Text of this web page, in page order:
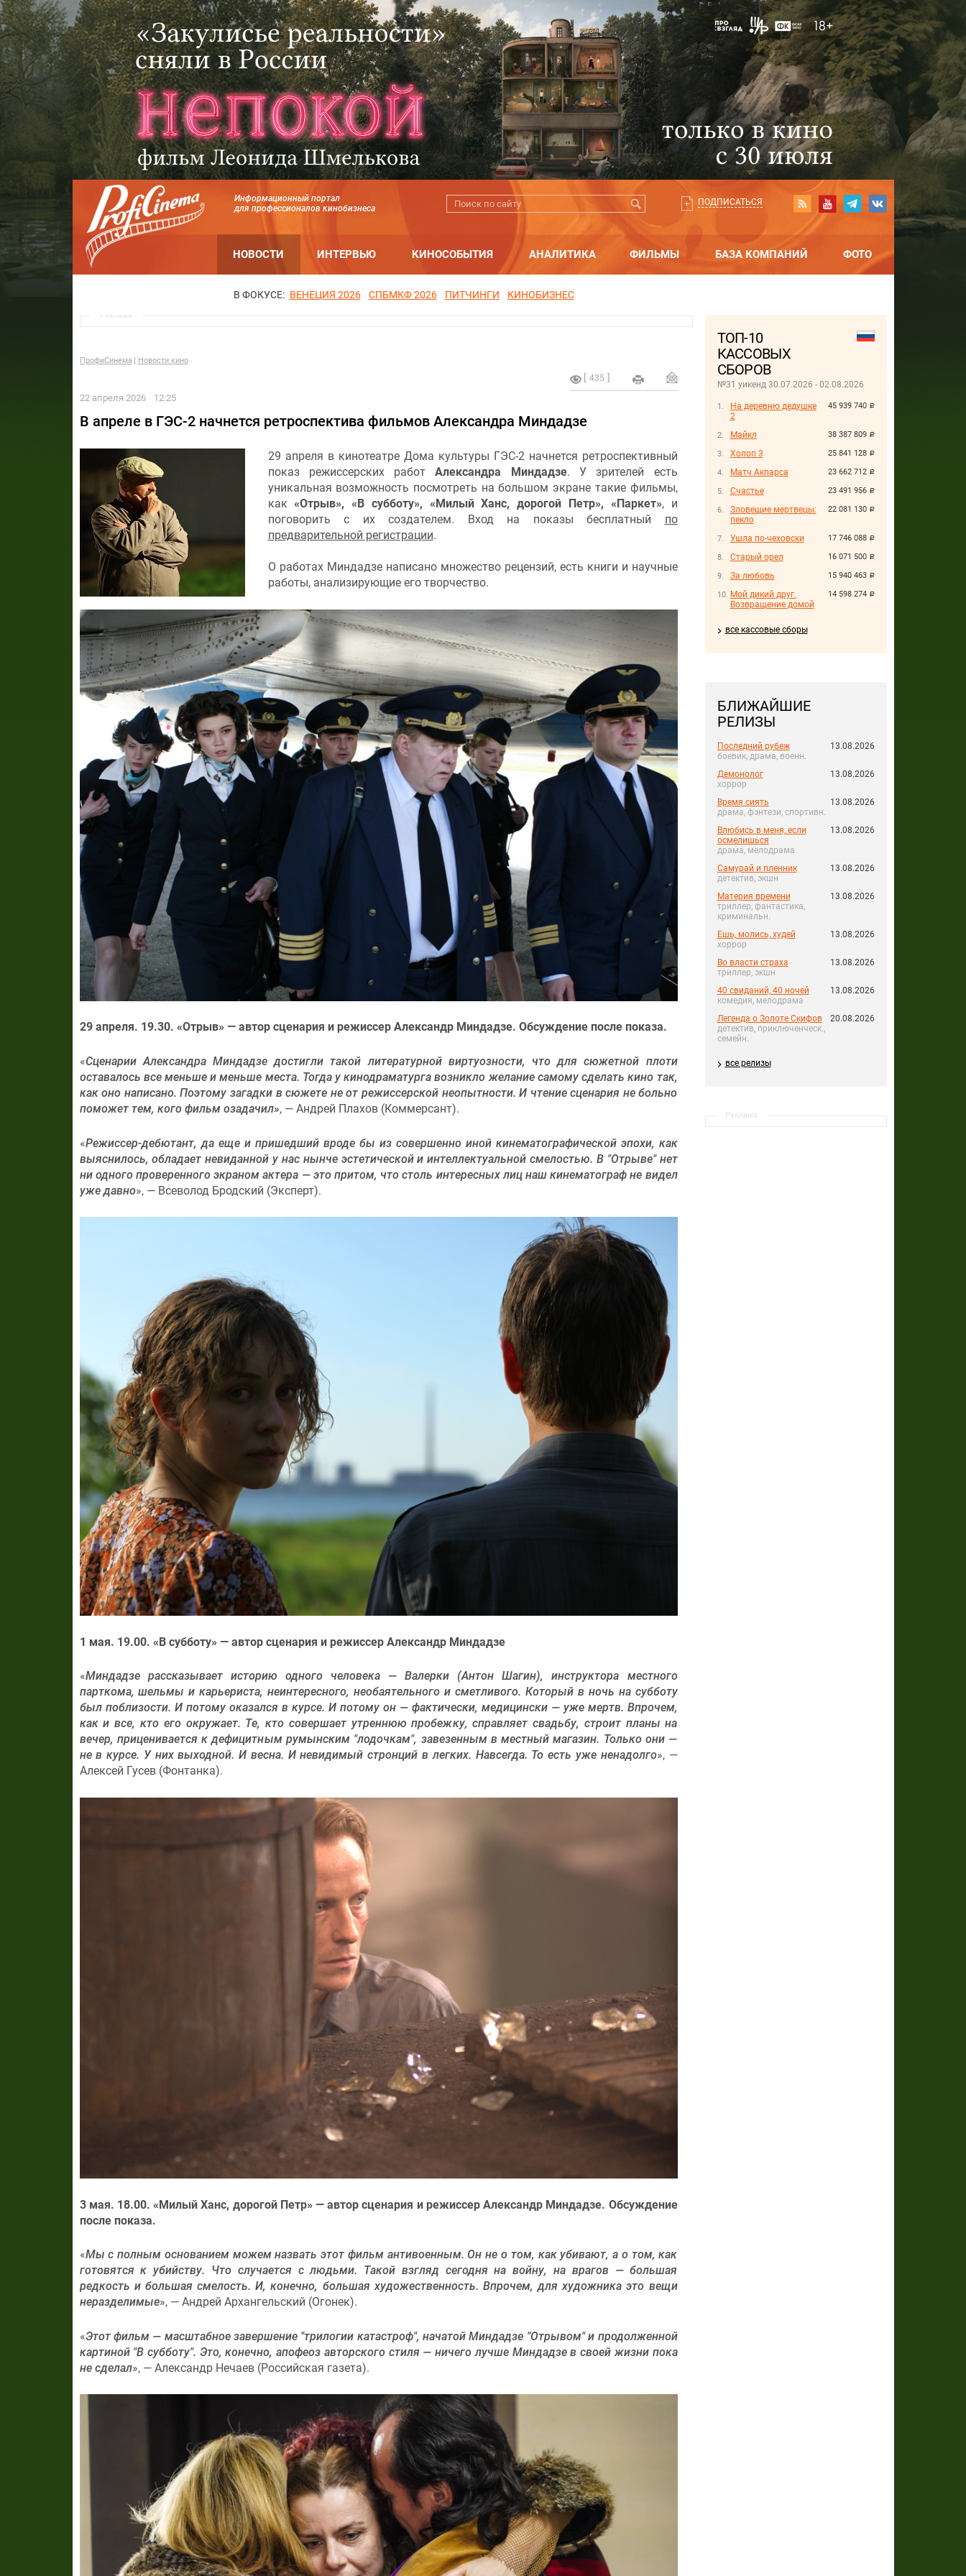
Информационный портал
для профессионалов кинобизнеса
ПОДПИСАТЬСЯ
НОВОСТИ ИНТЕРВЬЮ КИНОСОБЫТИЯ АНАЛИТИКА ФИЛЬМЫ БАЗА КОМПАНИЙ ФОТО
В ФОКУСЕ: ВЕНЕЦИЯ 2026 СПБМКФ 2026 ПИТЧИНГИ КИНОБИЗНЕС
ТОП-10
КАССОВЫХ
СБОРОВ
№31 уикенд 30.07.2026 - 02.08.2026
45 939 740 руб.
На деревню дедушке
2
38 387 809 руб.
Майкл
25 841 128 руб.
Холоп 3
23 662 712 руб.
Матч Акпарса
23 491 956 руб.
Счастье
22 081 130 руб.
Зловещие мертвецы:
пекло
17 746 088 руб.
Ушла по-чеховски
16 071 500 руб.
Старый орел
15 940 463 руб.
За любовь
14 598 274 руб.
Мой дикий друг.
Возвращение домой
все кассовые сборы
БЛИЖАЙШИЕ
РЕЛИЗЫ
Последний рубеж
боевик, драма, военн.
13.08.2026
Демонолог
хоррор
13.08.2026
Время сиять
драма, фэнтези, спортивн.
13.08.2026
Влюбись в меня, если
осмелишься
драма, мелодрама
13.08.2026
Самурай и пленник
детектив, экшн
13.08.2026
Материя времени
триллер, фантастика,
криминальн.
13.08.2026
Ешь, молись, худей
хоррор
13.08.2026
Во власти страха
триллер, экшн
13.08.2026
40 свиданий, 40 ночей
комедия, мелодрама
13.08.2026
Легенда о Золоте Скифов
детектив, приключенческ.,
семейн.
20.08.2026
все релизы
Реклама
Реклама
ПрофиСинема Новости кино
435
22 апреля 2026 12:25
В апреле в ГЭС-2 начнется ретроспектива фильмов Александра Миндадзе
29 апреля в кинотеатре Дома культуры ГЭС-2 начнется ретроспективный
показ режиссерских работАлександра Миндадзе. У зрителей есть
уникальная возможность посмотреть на большом экране такие фильмы,
как«Отрыв», «В субботу», «Милый Ханс, дорогой Петр», «Паркет», и
поговорить с их создателем. Вход на показы бесплатный по
предварительной регистрации.
О работах Миндадзе написано множество рецензий, есть книги и научные
работы, анализирующие его творчество.
29 апреля. 19.30. «Отрыв» —автор сценария и режиссер Александр Миндадзе. Обсуждение после показа.
«Сценарии Александра Миндадзе достигли такой литературной виртуозности, что для сюжетной плоти
оставалось все меньше и меньше места. Тогда у кинодраматурга возникло желание самому сделать кино так,
как оно написано. Поэтому загадки в сюжете не от режиссерской неопытности. И чтение сценария не больно
поможет тем, кого фильм озадачил», — Андрей Плахов (Коммерсант).
«Режиссер-дебютант, да еще и пришедший вроде бы из совершенно иной кинематографической эпохи, как
выяснилось, обладает невиданной у нас нынче эстетической и интеллектуальной смелостью. В "Отрыве" нет
ни одного проверенного экраном актера — это притом, что столь интересных лиц наш кинематограф не видел
уже давно», — Всеволод Бродский (Эксперт).
1 мая. 19.00. «В субботу» — автор сценария и режиссер Александр Миндадзе
«Миндадзе рассказывает историю одного человека — Валерки (Антон Шагин), инструктора местного
парткома, шельмы и карьериста, неинтересного, необаятельного и сметливого. Который в ночь на субботу
был поблизости. И потому оказался в курсе. И потому он — фактически, медицински — уже мертв. Впрочем,
как и все, кто его окружает. Те, кто совершает утреннюю пробежку, справляет свадьбу, строит планы на
вечер, приценивается к дефицитным румынским "лодочкам", завезенным в местный магазин. Только они —
не в курсе. У них выходной. И весна. И невидимый стронций в легких. Навсегда. То есть уже ненадолго», —
Алексей Гусев (Фонтанка).
3 мая. 18.00. «Милый Ханс, дорогой Петр» — автор сценария и режиссер Александр Миндадзе. Обсуждение
после показа.
«Мы с полным основанием можем назвать этот фильм антивоенным. Он не о том, как убивают, а о том, как
готовятся к убийству. Что случается с людьми. Такой взгляд сегодня на войну, на врагов — большая
редкость и большая смелость. И, конечно, большая художественность. Впрочем, для художника это вещи
неразделимые», — Андрей Архангельский (Огонек).
«Этот фильм — масштабное завершение "трилогии катастроф", начатой Миндадзе "Отрывом" и продолженной
картиной "В субботу". Это, конечно, апофеоз авторского стиля — ничего лучше Миндадзе в своей жизни пока
не сделал», — Александр Нечаев (Российская газета).